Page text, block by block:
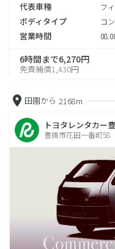
代表車種 フ
ボディタイプ コ
営業時間
6時間まで6,270円
免責補償1,430円
田園から 2168m
トヨタレンタカー
豊橋市花田一番町58